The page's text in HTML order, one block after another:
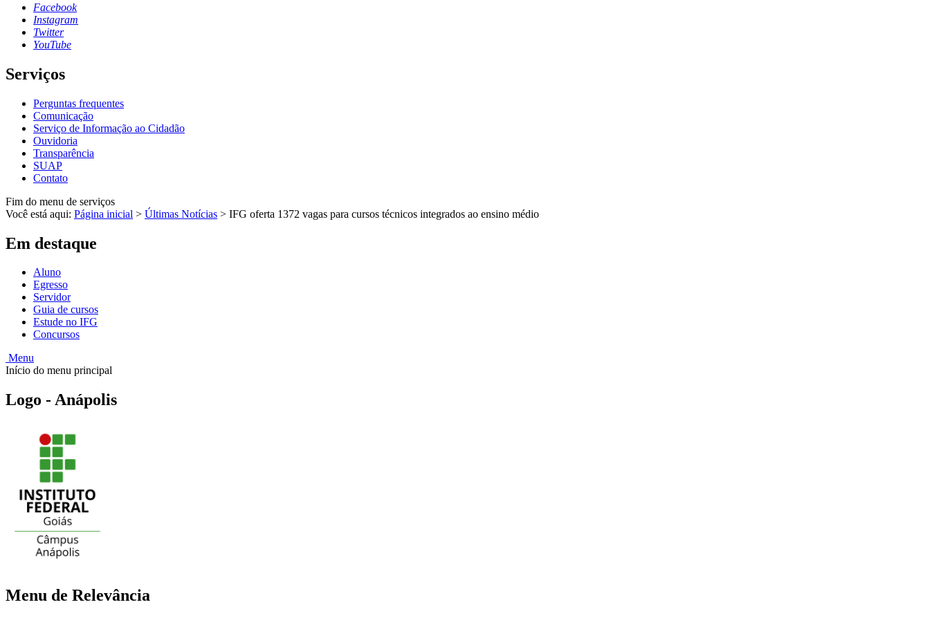
Facebook
Instagram
Twitter
YouTube
Serviços
Perguntas frequentes
Comunicação
Serviço de Informação ao Cidadão
Ouvidoria
Transparência
SUAP
Contato
Fim do menu de serviços
Você está aqui: Página inicial > Últimas Notícias > IFG oferta 1372 vagas para cursos técnicos integrados ao ensino médio
Em destaque
Aluno
Egresso
Servidor
Guia de cursos
Estude no IFG
Concursos
Menu
Início do menu principal
Logo - Anápolis
Menu de Relevância